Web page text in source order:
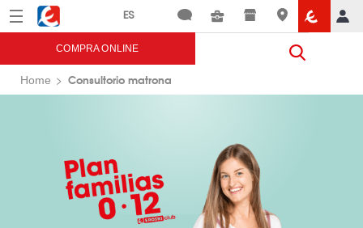
Menú Eroski
COMPRA ONLINE
Home Consultorio matrona